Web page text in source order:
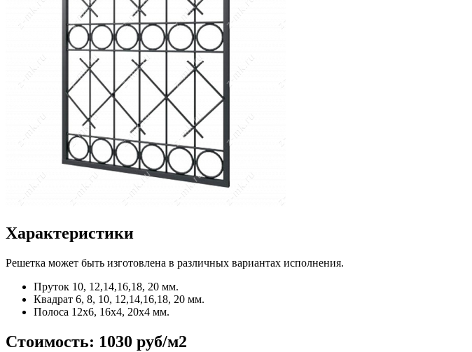
Характеристики
Решетка может быть изготовлена в различных вариантах исполнения.
Пруток 10, 12,14,16,18, 20 мм.
Квадрат 6, 8, 10, 12,14,16,18, 20 мм.
Полоса 12x6, 16x4, 20x4 мм.
Стоимость: 1030 руб/м2